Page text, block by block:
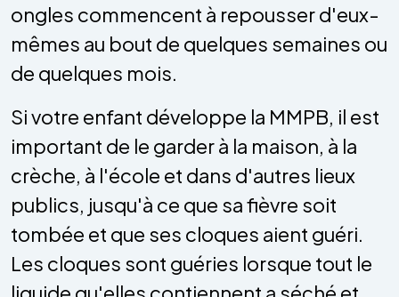
ongles commencent à repousser d'eux-
mêmes au bout de quelques semaines ou
de quelques mois.
Si votre enfant développe la MMPB, il est
important de le garder à la maison, à la
crèche, à l'école et dans d'autres lieux
publics, jusqu'à ce que sa fièvre soit
tombée et que ses cloques aient guéri.
Les cloques sont guéries lorsque tout le